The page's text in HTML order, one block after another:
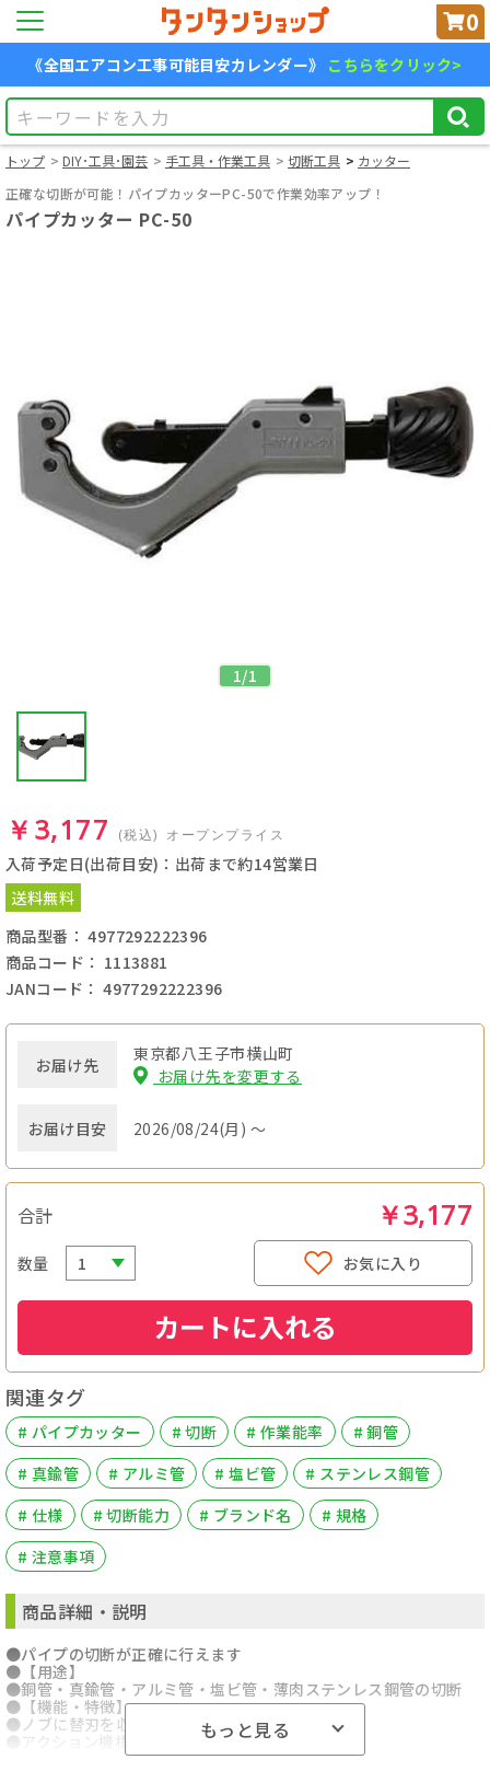
0
《全国エアコン工事可能目安カレンダー》 こちらをクリック>
トップ DIY･工具･園芸 手工具・作業工具 切断工具
カッター
正確な切断が可能！パイプカッターPC-50で作業効率アップ！
パイプカッター PC-50
1/1
￥3,177 (税込) オープンプライス
入荷予定日(出荷目安)：出荷まで約14営業日
送料無料
商品型番： 4977292222396
商品コード： 1113881
JANコード： 4977292222396
お届け先
東京都八王子市横山町
お届け先を変更する
お届け目安 2026/08/24(月) ～
合計 ￥3,177
数量 お気に入り
カートに入れる
関連タグ
# パイプカッター # 切断 # 作業能率
# 銅管
# 真鍮管
# アルミ管 # 塩ビ管
# ステンレス鋼管
# 仕様
# 切断能力 # ブランド名
# 規格
# 注意事項
商品詳細・説明
●パイプの切断が正確に行えます
●【用途】
●銅管・真鍮管・アルミ管・塩ビ管・薄肉ステンレス鋼管の切断
●【機能・特徴】
●ノブに替刃を収納できます
●アクション機構で作業能率がアップします
●面取りカッター付です
もっと見る